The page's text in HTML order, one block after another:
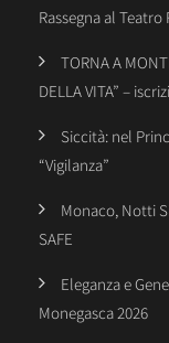
Rassegna al
TORNA A
DELLA VITA” –
Siccità: nel
“Vigilanza”
Monaco, Notti
SAFE
Eleganza e
Monegasca 2026